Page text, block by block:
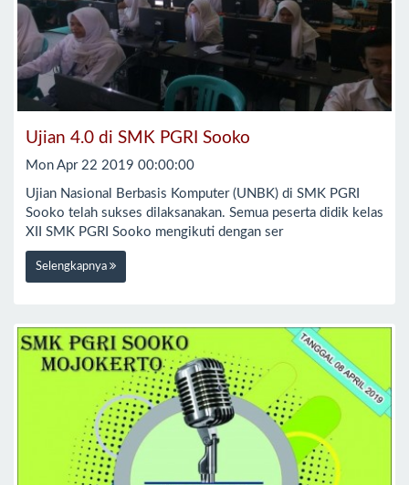
Ujian 4.0 di SMK PGRI Sooko
Mon Apr 22 2019 00:00:00
Ujian Nasional Berbasis Komputer (UNBK) di SMK PGRI
Sooko telah sukses dilaksanakan. Semua peserta didik kelas
XII SMK PGRI Sooko mengikuti dengan ser
Selengkapnya